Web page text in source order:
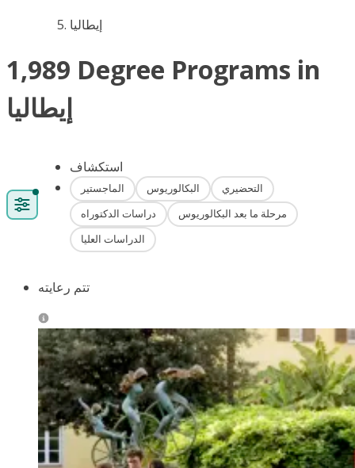
إيطاليا
1,989 Degree Programs in
إيطاليا
استكشاف
الماجستير البكالوريوس
التحضيري
دراسات الدكتوراه
مرحلة ما بعد البكالوريوس
الدراسات العليا
تتم رعايته